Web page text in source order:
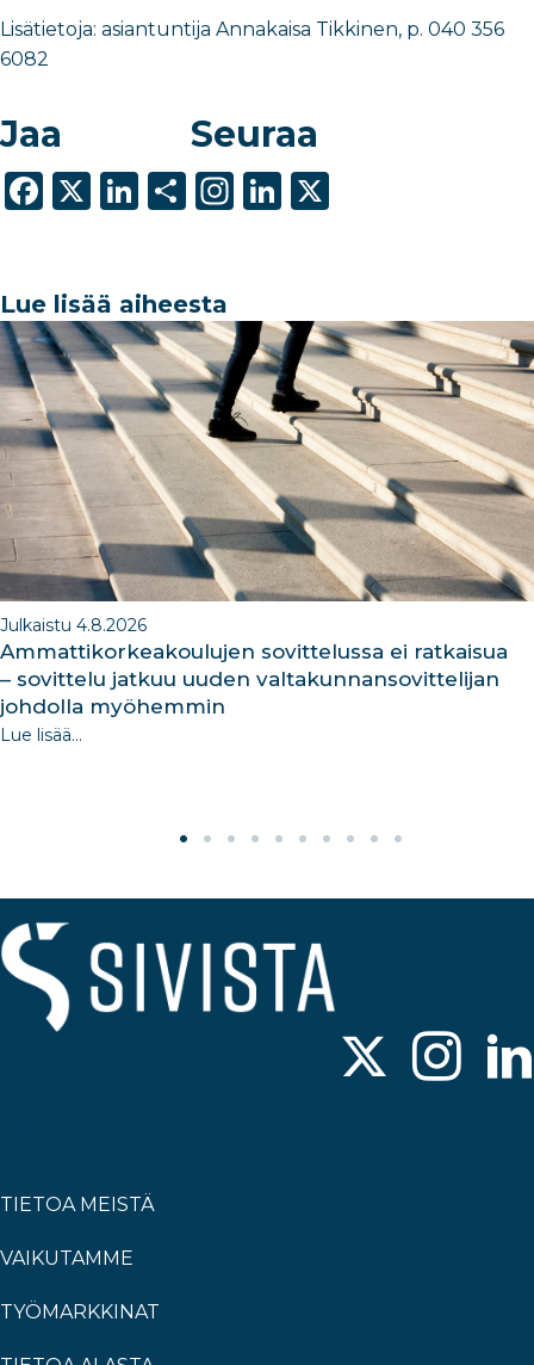
Lisätietoja: asiantuntija Annakaisa Tikkinen, p. 040 356
6082
Jaa
F
e
b
o
o
k
X
Li
e
dI
n
S
e
Seuraa
In
ra
m
Li
dI
n
Lue lisää aiheesta
Julkaistu 4.8.2026
Ammattikorkeakoulujen sovittelussa ei ratkaisua
– sovittelu jatkuu uuden valtakunnansovittelijan
johdolla myöhemmin
Lue lisää...
TIETOA MEISTÄ
VAIKUTAMME
TYÖMARKKINAT